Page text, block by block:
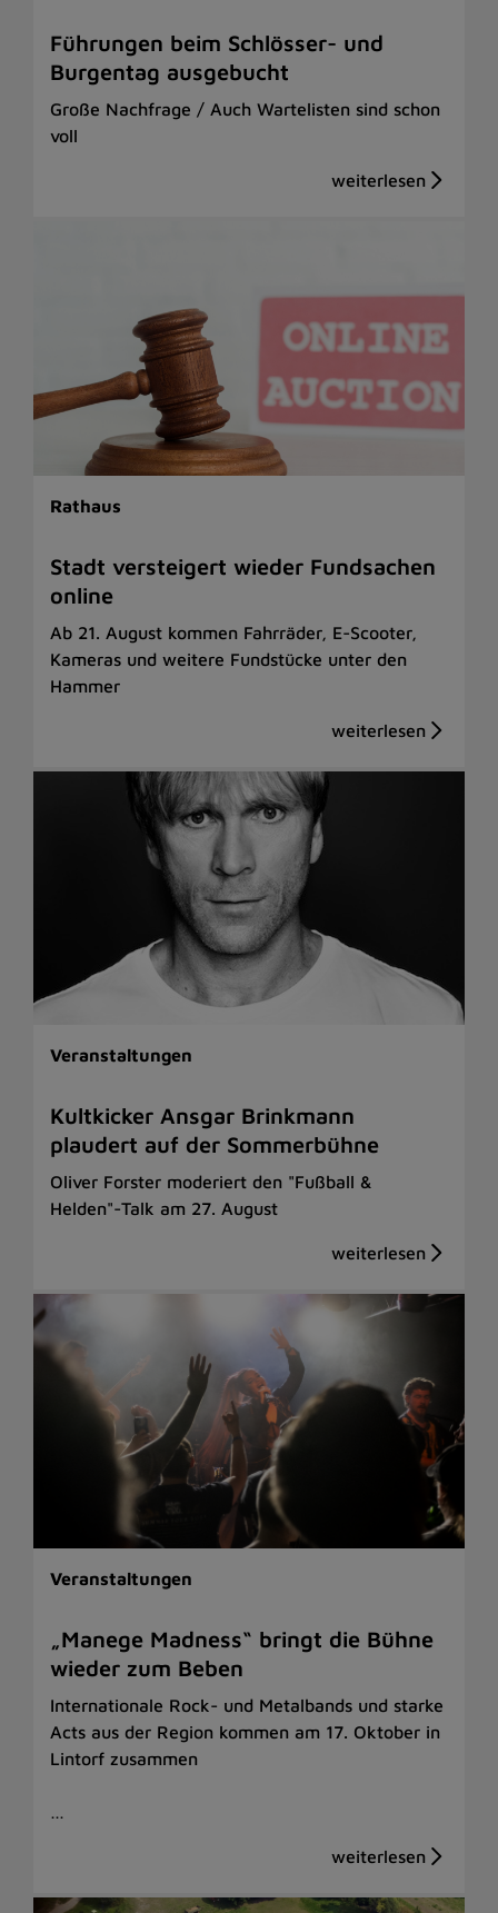
Führungen beim Schlösser- und
Burgentag ausgebucht
Große Nachfrage / Auch Wartelisten sind schon
voll
Rathaus
Stadt versteigert wieder Fundsachen
online
Ab 21. August kommen Fahrräder, E-Scooter,
Kameras und weitere Fundstücke unter den
Hammer
Veranstaltungen
Kultkicker Ansgar Brinkmann
plaudert auf der Sommerbühne
Oliver Forster moderiert den "Fußball &
Helden"-Talk am 27. August
Veranstaltungen
„Manege Madness“ bringt die Bühne
wieder zum Beben
Internationale Rock- und Metalbands und starke
Acts aus der Region kommen am 17. Oktober in
Lintorf zusammen
…